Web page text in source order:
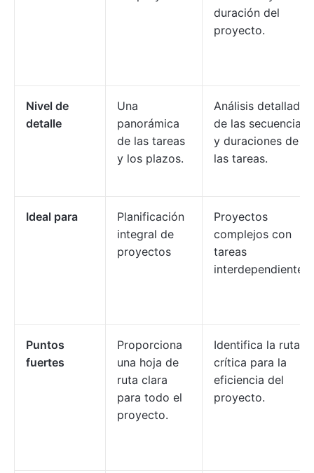
duración del
proyecto.
Nivel de
detalle
Una
panorámica
de las tareas
y los plazos.
Análisis detallado
de las secuencias
y duraciones de
las tareas.
Ideal para
Planificación
integral de
proyectos
Proyectos
complejos con
tareas
interdependientes
Puntos
fuertes
Proporciona
una hoja de
ruta clara
para todo el
proyecto.
Identifica la ruta
crítica para la
eficiencia del
proyecto.